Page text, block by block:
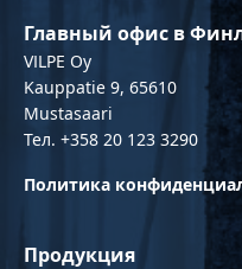
Главный офис в
VILPE Oy
Kauppatie 9, 65610
Mustasaari
Тел. +358 20 123 3290
Политика
Продукция